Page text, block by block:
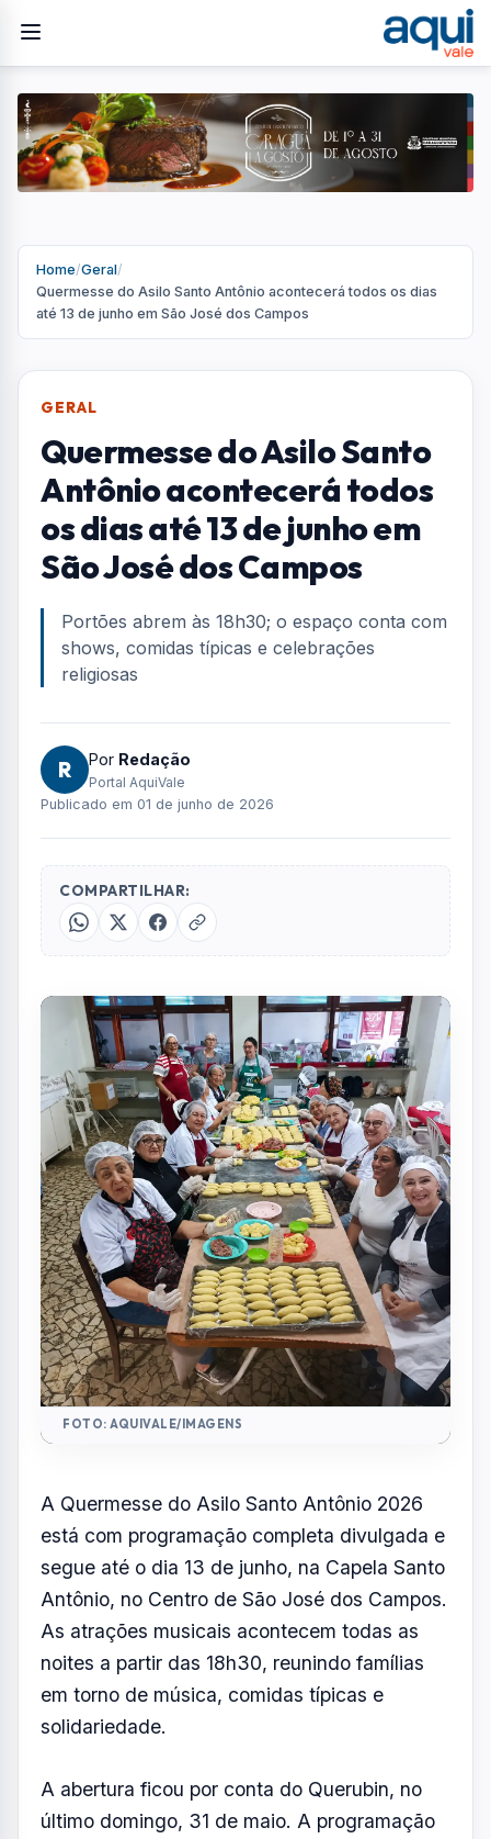
Home/Geral/
Quermesse do Asilo Santo Antônio acontecerá todos os dias
até 13 de junho em São José dos Campos
GERAL
Quermesse do Asilo Santo
Antônio acontecerá todos
os dias até 13 de junho em
São José dos Campos
Portões abrem às 18h30; o espaço conta com
shows, comidas típicas e celebrações
religiosas
R Por Redação
Portal AquiVale
Publicado em 01 de junho de 2026
COMPARTILHAR:
FOTO: AQUIVALE/IMAGENS
A Quermesse do Asilo Santo Antônio 2026
está com programação completa divulgada e
segue até o dia 13 de junho, na Capela Santo
Antônio, no Centro de São José dos Campos.
As atrações musicais acontecem todas as
noites a partir das 18h30, reunindo famílias
em torno de música, comidas típicas e
solidariedade.
A abertura ficou por conta do Querubin, no
último domingo, 31 de maio. A programação